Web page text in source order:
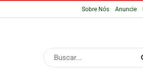
Sobre Nós Anuncie